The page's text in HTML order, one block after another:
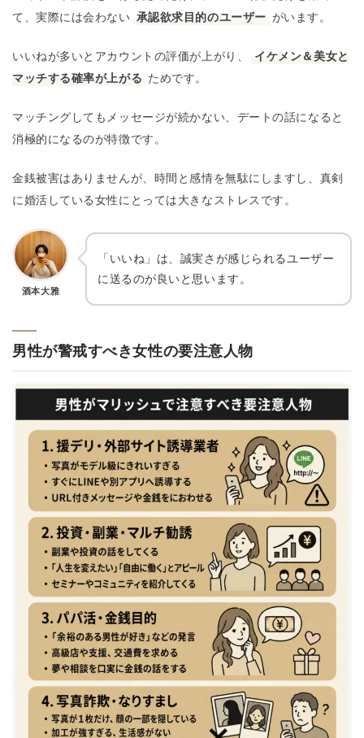
て、実際には会わない 承認欲求目的のユーザー がいます。
いいねが多いとアカウントの評価が上がり、
イケメン＆美女と
マッチする確率が上がる ためです。
マッチングしてもメッセージが続かない、デートの話になると
消極的になるのが特徴です。
金銭被害はありませんが、時間と感情を無駄にしますし、真剣
に婚活している女性にとっては大きなストレスです。
酒本大雅
「いいね」は、誠実さが感じられるユーザー
に送るのが良いと思います。
男性が警戒すべき女性の要注意人物